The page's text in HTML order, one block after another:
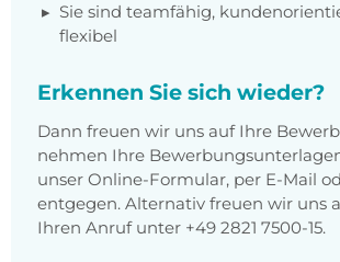
Sie sind teamfähig,
flexibel
Erkennen Sie sich wieder?
Dann freuen wir uns auf Ihre
nehmen Ihre
unser Online-Formular, per E-Mail
entgegen. Alternativ freuen wir uns
Ihren Anruf unter +49 2821 7500-15.